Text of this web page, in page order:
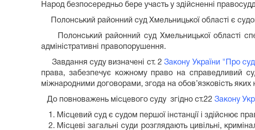
Народ безпосередньо бере участь у здійсненні
Полонський районний суд Хмельницької області є
Полонський районний суд Хмельницької області
адміністративні правопорушення.
Завдання суду визначені ст. 2 Закону України "Про
права, забезпечує кожному право на справедливий
міжнародними договорами, згода на обов’язковість
До повноважень місцевого суду згідно ст.22 Закону
Місцевий суд є судом першої інстанції і здійснює
Місцеві загальні суди розглядають цивільні,